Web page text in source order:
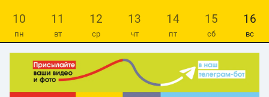
10
пн
11
вт
12
ср
13
чт
14
пт
15
сб
16
вс